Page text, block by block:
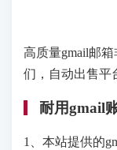
高质量gmail邮
们，自动出售平
耐用gmail
1、本站提供的